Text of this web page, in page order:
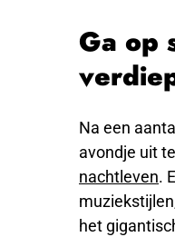
Ga op
Na een
avondje uit
nachtleven.
het